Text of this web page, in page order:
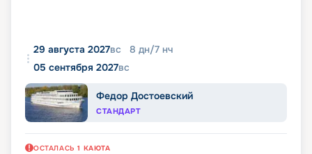
29 августа 2027вс 8 дн/7 нч
05 сентября 2027вс
Федор Достоевский
СТАНДАРТ
ОСТАЛАСЬ 1 КАЮТА